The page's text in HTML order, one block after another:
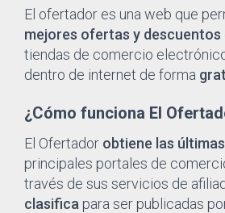
El ofertador es una web que
mejores ofertas y descuentos
tiendas de comercio
dentro de internet de forma
¿Cómo funciona El
El Ofertador obtiene las
principales portales de
través de sus servicios de
clasifica para ser publicadas